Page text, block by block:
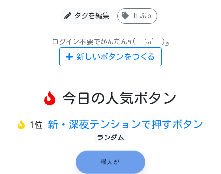
タグを編集 ｈぶｂ
ログイン不要でかんたん٩( ‘ω’ )و
新しいボタンをつくる
今日の人気ボタン
1位 新・深夜テンションで押すボタン
ランダム
暇人が